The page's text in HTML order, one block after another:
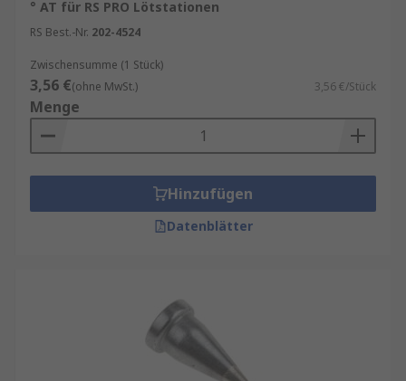
° AT für RS PRO Lötstationen
RS Best.-Nr. 202-4524
Zwischensumme (1 Stück)
3,56 €(ohne MwSt.) 3,56 €/Stück
Menge
Hinzufügen
Datenblätter